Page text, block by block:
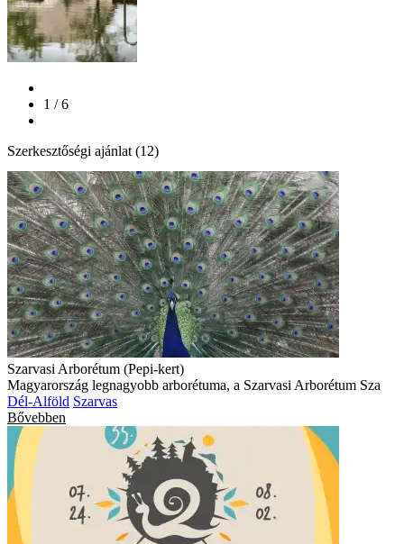
1 / 6
Szerkesztőségi ajánlat (12)
Szarvasi Arborétum (Pepi-kert)
Magyarország legnagyobb arborétuma, a Szarvasi Arborétum Sza
Dél-Alföld Szarvas
Bővebben